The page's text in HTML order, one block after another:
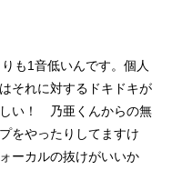
も1音低いんです。個人
それに対するドキドキが
い！ 乃亜くんからの無
をやったりしてますけ
ーカルの抜けがいいか